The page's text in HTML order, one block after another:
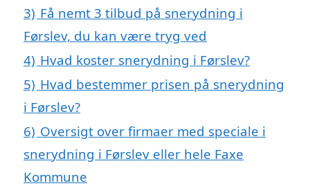
3) Få nemt 3 tilbud på snerydning i
Førslev, du kan være tryg ved
4) Hvad koster snerydning i Førslev?
5) Hvad bestemmer prisen på snerydning
i Førslev?
6) Oversigt over firmaer med speciale i
snerydning i Førslev eller hele Faxe
Kommune